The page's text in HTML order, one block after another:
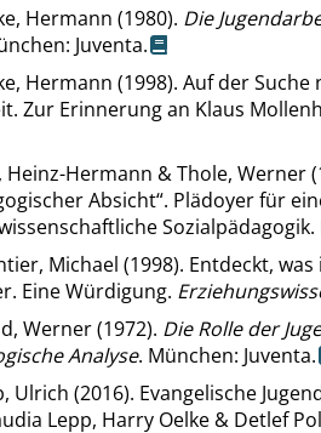
Hermann (1980). Die
Juventa.
Hermann (1998). Auf der
Zur Erinnerung an Klaus
Heinz-Hermann & Thole, Werner
Absicht“. Plädoyer für
Sozialpädagogik.
Michael (1998). Entdeckt,
Eine Würdigung.
Werner (1972). Die Rolle der
Analyse. München: Juventa.
Ulrich (2016). Evangelische
Lepp, Harry Oelke & Detlef